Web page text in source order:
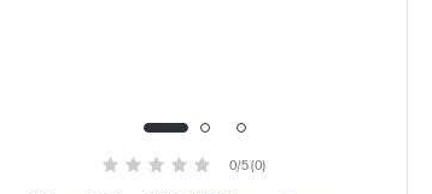
0/5 (0)